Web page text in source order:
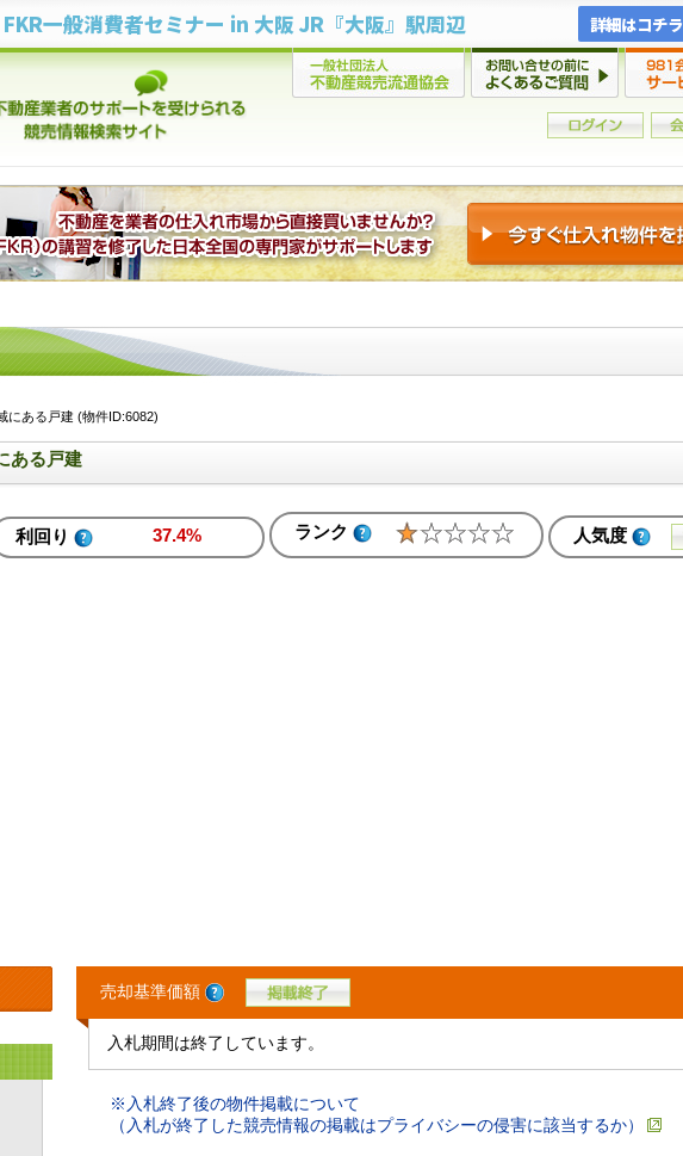
FKR一般消費者セミナー in 大阪 JR『大阪』駅周辺 詳細はコチラ
にある戸建 (物件ID:6082)
ある戸建
利回り 37.4% ランク 人気度
売却基準価額
入札期間は終了しています。
※入札終了後の物件掲載について
（入札が終了した競売情報の掲載はプライバシーの侵害に該当するか）